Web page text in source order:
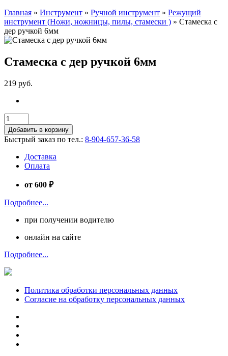
Главная » Инструмент » Ручной инструмент » Режущий
инструмент (Ножи, ножницы, пилы, стамески ) » Стамеска с
дер ручкой 6мм
Стамеска с дер ручкой 6мм
219 руб.
Добавить в корзину
Быстрый заказ по тел.: 8-904-657-36-58
Доставка
Оплата
от 600 ₽
Подробнее...
при получении водителю
онлайн на сайте
Подробнее...
Политика обработки персональных данных
Согласие на обработку персональных данных